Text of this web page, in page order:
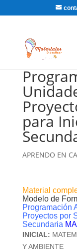
para
APRENDO EN
Material
Modelo de
Programación
Proyectos por
Secundaria
INICIAL:
Y AMBIENTE